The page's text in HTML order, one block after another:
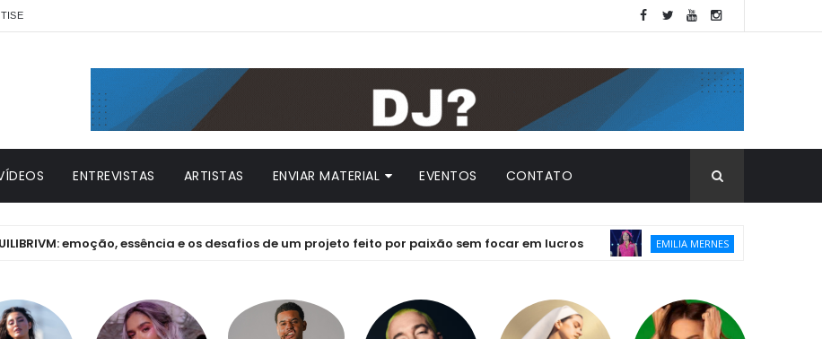
ENTREVISTAS ARTISTAS ENVIAR MATERIAL EVENTOS CONTATO
essência e os desafios de um projeto feito por paixão sem focar em lucros EMILIA MERNES Emilia lança “Emilia